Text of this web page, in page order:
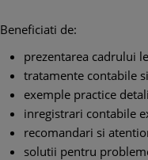
Beneficiati de:
prezentarea cadrului
tratamente contabile
exemple practice
inregistrari contabile
recomandari si
solutii pentru